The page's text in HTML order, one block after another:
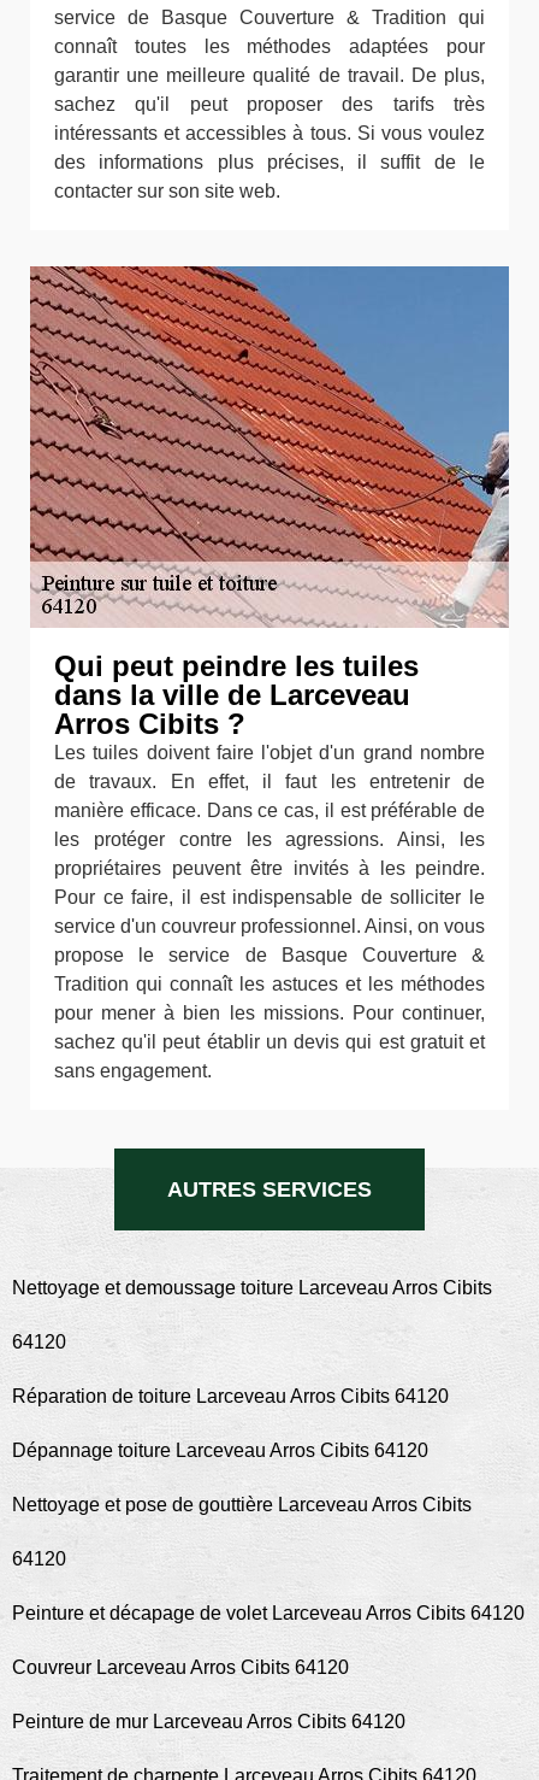
service de Basque Couverture & Tradition qui
connaît toutes les méthodes adaptées pour
garantir une meilleure qualité de travail. De plus,
sachez qu'il peut proposer des tarifs très
intéressants et accessibles à tous. Si vous voulez
des informations plus précises, il suffit de le
contacter sur son site web.
Qui peut peindre les tuiles
dans la ville de Larceveau
Arros Cibits ?
Les tuiles doivent faire l'objet d'un grand nombre
de travaux. En effet, il faut les entretenir de
manière efficace. Dans ce cas, il est préférable de
les protéger contre les agressions. Ainsi, les
propriétaires peuvent être invités à les peindre.
Pour ce faire, il est indispensable de solliciter le
service d'un couvreur professionnel. Ainsi, on vous
propose le service de Basque Couverture &
Tradition qui connaît les astuces et les méthodes
pour mener à bien les missions. Pour continuer,
sachez qu'il peut établir un devis qui est gratuit et
sans engagement.
AUTRES SERVICES
Nettoyage et demoussage toiture Larceveau Arros Cibits
64120
Réparation de toiture Larceveau Arros Cibits 64120
Dépannage toiture Larceveau Arros Cibits 64120
Nettoyage et pose de gouttière Larceveau Arros Cibits
64120
Peinture et décapage de volet Larceveau Arros Cibits 64120
Couvreur Larceveau Arros Cibits 64120
Peinture de mur Larceveau Arros Cibits 64120
Traitement de charpente Larceveau Arros Cibits 64120